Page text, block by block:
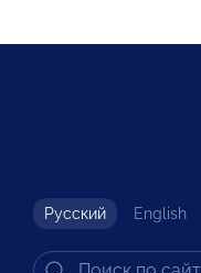
Русский English